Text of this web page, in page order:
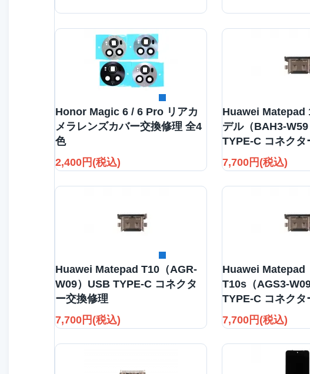
Honor Magic 6 / 6 Pro リアカ
メラレンズカバー交換修理 全4
色
2,400円(税込)
Huawei Matepad
デル（BAH3-
TYPE-C コネクタ
7,700円(税込)
Huawei Matepad T10（AGR-
W09）USB TYPE-C コネクタ
ー交換修理
7,700円(税込)
Huawei Matepad
T10s（AGS3-
TYPE-C コネクタ
7,700円(税込)